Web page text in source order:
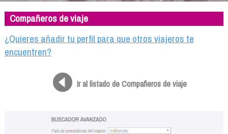
Camino solidario
Libros
Compañeros de viaje
Compañeros de viaje
¿Quieres añadir tu perfil para que otros viajeros te
encuentren?
Ir al listado de Compañeros de viaje